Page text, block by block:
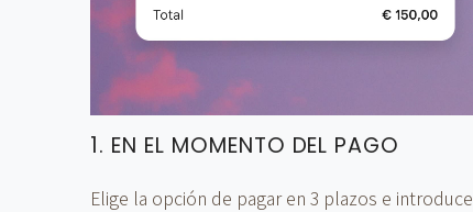
1. EN EL MOMENTO DEL PAGO
Elige la opción de pagar en 3 plazos e introduce